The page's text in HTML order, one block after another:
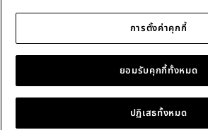
ติดตามเราบนโซเชียลมีเดีย
เลือกประเทศ
การตั้งค่าคุกกี้
ปฏิเสธทั้งหมด
ยอมรับคุกกี้ทั้งหมด